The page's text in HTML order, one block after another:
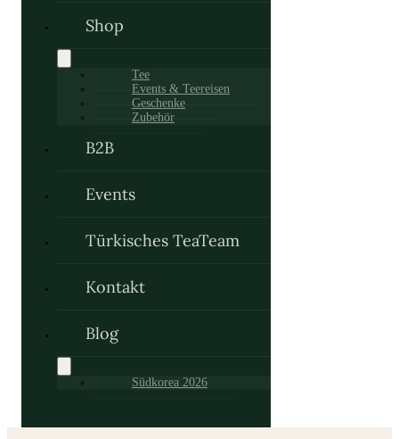
Shop
Tee
Events & Teereisen
Geschenke
Zubehör
B2B
Events
Türkisches TeaTeam
Kontakt
Blog
Südkorea 2026